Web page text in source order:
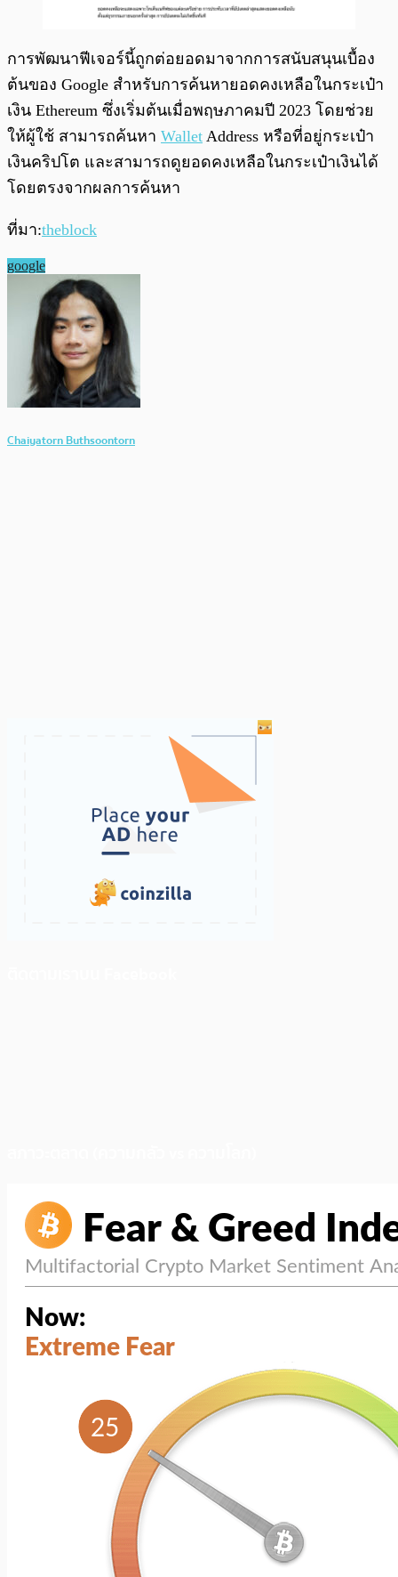
การพัฒนาฟีเจอร์นี้ถูกต่อยอดมาจากการสนับสนุนเบื้อง
ต้นของ Google สำหรับการค้นหายอดคงเหลือในกระเป๋า
เงิน Ethereum ซึ่งเริ่มต้นเมื่อพฤษภาคมปี 2023 โดยช่วย
ให้ผู้ใช้ สามารถค้นหา Wallet Address หรือที่อยู่กระเป๋า
เงินคริปโต และสามารถดูยอดคงเหลือในกระเป๋าเงินได้
โดยตรงจากผลการค้นหา
ที่มา:theblock
google
Chaiyatorn Buthsoontorn